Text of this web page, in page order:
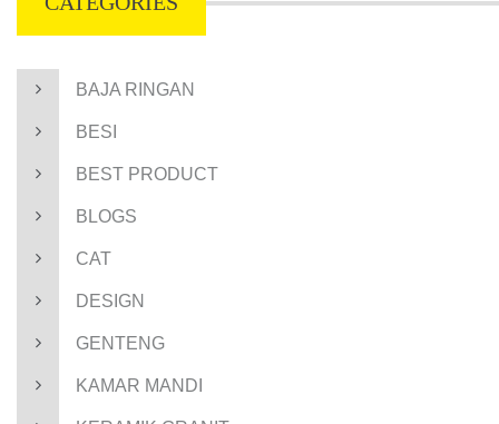
BAJA RINGAN
BESI
BEST PRODUCT
BLOGS
CAT
DESIGN
GENTENG
KAMAR MANDI